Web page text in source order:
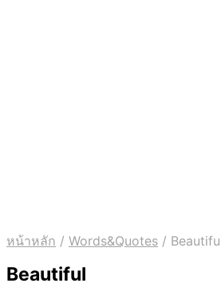
หน้าหลัก / Words&Quotes /
Beautiful